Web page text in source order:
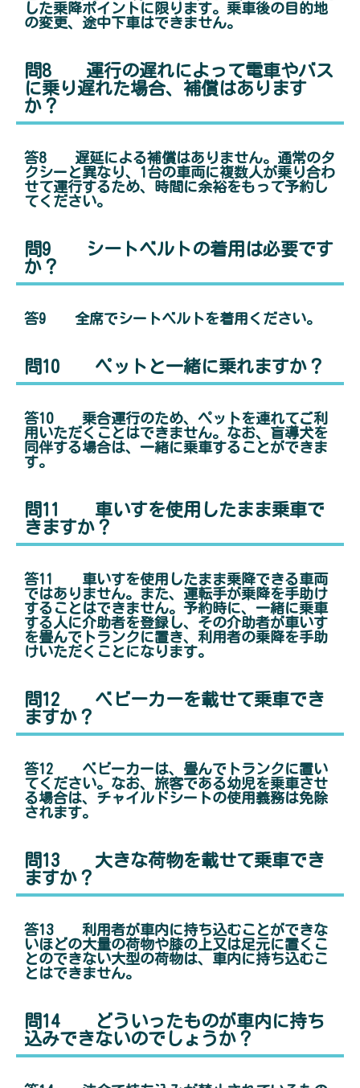
した乗降ポイントに限ります。乗車後の目的地
の変更、途中下車はできません。
問8 運行の遅れによって電車やバス
に乗り遅れた場合、補償はあります
か？
答8 遅延による補償はありません。通常のタ
クシーと異なり、1台の車両に複数人が乗り合わ
せて運行するため、時間に余裕をもって予約し
てください。
問9 シートベルトの着用は必要です
か？
答9 全席でシートベルトを着用ください。
問10 ペットと一緒に乗れますか？
答10 乗合運行のため、ペットを連れてご利
用いただくことはできません。なお、盲導犬を
同伴する場合は、一緒に乗車することができま
す。
問11 車いすを使用したまま乗車で
きますか？
答11 車いすを使用したまま乗降できる車両
ではありません。また、運転手が乗降を手助け
することはできません。予約時に、一緒に乗車
する人に介助者を登録し、その介助者が車いす
を畳んでトランクに置き、利用者の乗降を手助
けいただくことになります。
問12 ベビーカーを載せて乗車でき
ますか？
答12 ベビーカーは、畳んでトランクに置い
てください。なお、旅客である幼児を乗車させ
る場合は、チャイルドシートの使用義務は免除
されます。
問13 大きな荷物を載せて乗車でき
ますか？
答13 利用者が車内に持ち込むことができな
いほどの大量の荷物や膝の上又は足元に置くこ
とのできない大型の荷物は、車内に持ち込むこ
とはできません。
問14 どういったものが車内に持ち
込みできないのでしょうか？